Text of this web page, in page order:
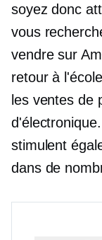
soyez donc
vous
vendre sur
retour à l'école
les ventes de
stimulent
dans de